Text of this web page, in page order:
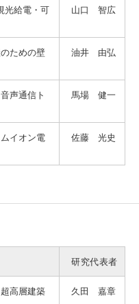
光給電・可
山口 智広
ための壁
油井 由弘
声通信ト
馬場 健一
イオン電
佐藤 光史
研究代表者
高層建築
久田 嘉章